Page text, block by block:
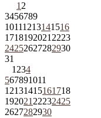
1 2
3456789
10111213141516
1718192021 2223
24252627282930
31
1 234
567891011
12131415161718
192021 22232425
2627282930